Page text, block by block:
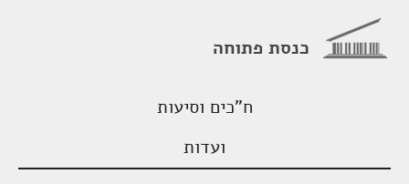
כנסת פתוחה
ח"כים וסיעות
ועדות